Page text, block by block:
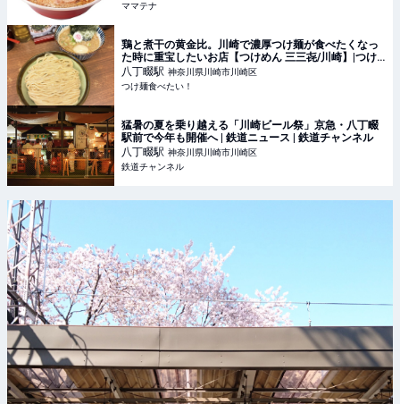
ママテナ
鶏と煮干の黄金比。川崎で濃厚つけ麺が食べたくなっ
た時に重宝したいお店【つけめん 三三㐂/川崎】|つけ
麺食べたい！
八丁畷駅 神奈川県川崎市川崎区
つけ麺食べたい！
猛暑の夏を乗り越える「川崎ビール祭」京急・八丁畷
駅前で今年も開催へ | 鉄道ニュース | 鉄道チャンネル
八丁畷駅 神奈川県川崎市川崎区
鉄道チャンネル